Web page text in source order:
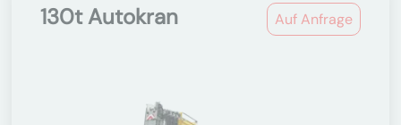
Auf Anfrage
130t Autokran